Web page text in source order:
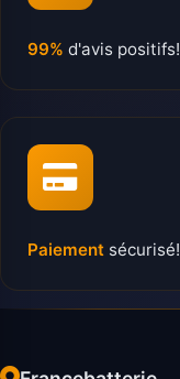
99% d'avis positifs!
Paiement sécurisé!